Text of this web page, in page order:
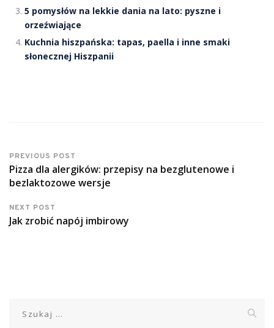
5 pomysłów na lekkie dania na lato: pyszne i
orzeźwiające
Kuchnia hiszpańska: tapas, paella i inne smaki
słonecznej Hiszpanii
PREVIOUS POST
Pizza dla alergików: przepisy na bezglutenowe i
bezlaktozowe wersje
NEXT POST
Jak zrobić napój imbirowy